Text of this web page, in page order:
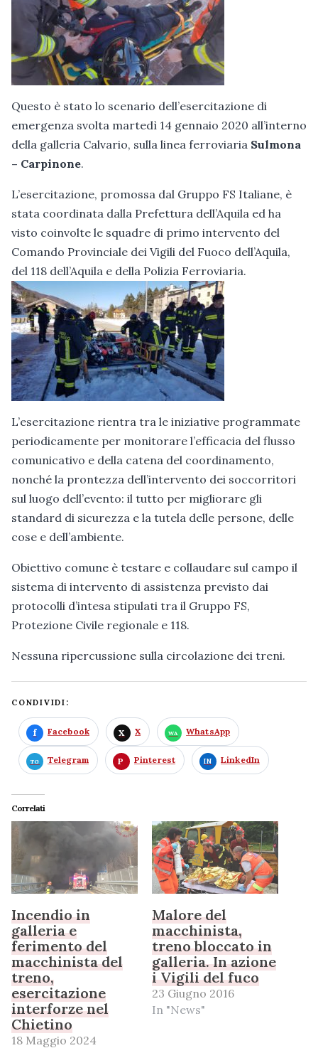
Questo è stato lo scenario dell’esercitazione di
emergenza svolta martedì 14 gennaio 2020 all’interno
della galleria Calvario, sulla linea ferroviaria Sulmona
– Carpinone.
L’esercitazione, promossa dal Gruppo FS Italiane, è
stata coordinata dalla Prefettura dell’Aquila ed ha
visto coinvolte le squadre di primo intervento del
Comando Provinciale dei Vigili del Fuoco dell’Aquila,
del 118 dell’Aquila e della Polizia Ferroviaria.
L’esercitazione rientra tra le iniziative programmate
periodicamente per monitorare l’efficacia del flusso
comunicativo e della catena del coordinamento,
nonché la prontezza dell’intervento dei soccorritori
sul luogo dell’evento: il tutto per migliorare gli
standard di sicurezza e la tutela delle persone, delle
cose e dell’ambiente.
Obiettivo comune è testare e collaudare sul campo il
sistema di intervento di assistenza previsto dai
protocolli d’intesa stipulati tra il Gruppo FS,
Protezione Civile regionale e 118.
Nessuna ripercussione sulla circolazione dei treni.
CONDIVIDI:
Facebook X WhatsApp
Telegram Pinterest LinkedIn
Correlati
Incendio in
galleria e
ferimento del
macchinista del
treno,
esercitazione
interforze nel
Chietino
18 Maggio 2024
Malore del
macchinista,
treno bloccato in
galleria. In azione
i Vigili del fuco
23 Giugno 2016
In "News"